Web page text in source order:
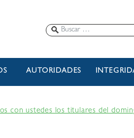
AUTORIDADES
con ustedes los titulares del